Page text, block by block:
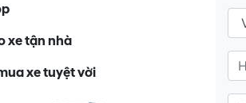
xe tận nhà
xe tuyệt vời